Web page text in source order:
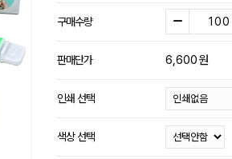
구매수량
판매단가 6,600원
인쇄 선택
색상 선택